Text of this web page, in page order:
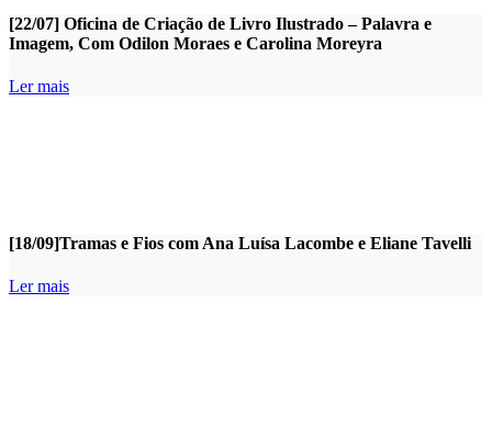
[22/07] Oficina de Criação de Livro Ilustrado – Palavra e
Imagem, Com Odilon Moraes e Carolina Moreyra
Ler mais
[18/09]Tramas e Fios com Ana Luísa Lacombe e Eliane Tavelli
Ler mais